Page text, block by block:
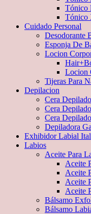
Tónico
Tónico
Cuidado Personal
Desodorante
Esponja De
Locion
Locion
Tijeras Para
Depilacion
Cera
Cera
Cera
Depiladora
Exhibidor Labial
Labios
Aceite Para
Aceite
Aceite
Aceite
Aceite
Bálsamo
Bálsamo